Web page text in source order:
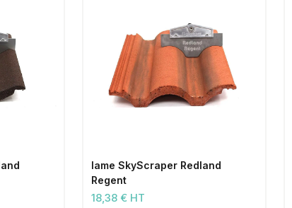
lame SkyScraper Redland
Regent
18,38 € HT